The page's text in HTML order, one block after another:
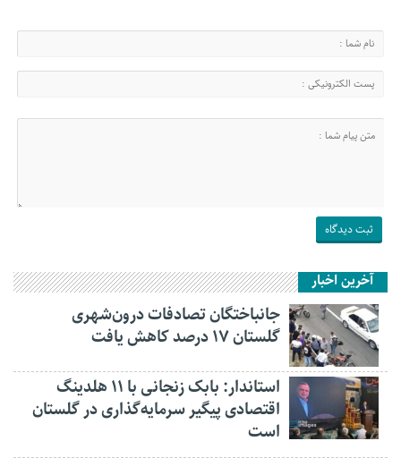
آخرین اخبار
جانباختگان تصادفات درون‌شهری
گلستان ۱۷ درصد کاهش یافت
استاندار: بابک زنجانی با ۱۱ هلدینگ
اقتصادی پیگیر سرمایه‌گذاری در گلستان
است